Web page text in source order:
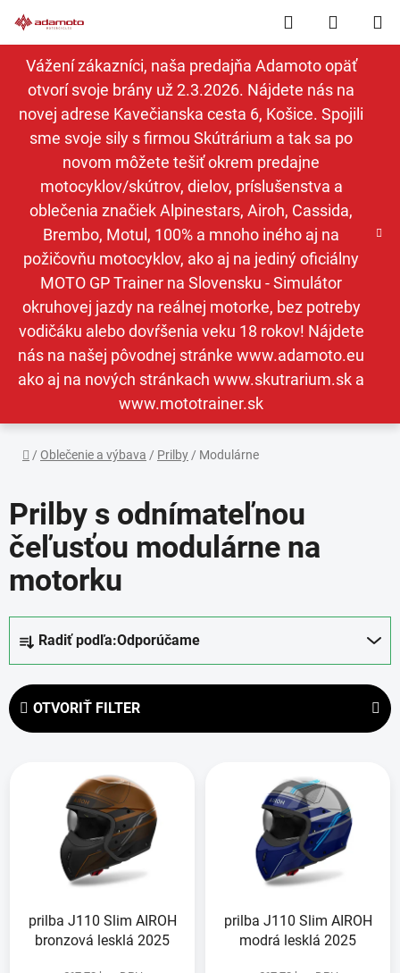
na
obsah
Vážení zákazníci, naša predajňa Adamoto opäť
otvorí svoje brány už 2.3.2026. Nájdete nás na
novej adrese Kavečianska cesta 6, Košice. Spojili
sme svoje sily s firmou Skútrárium a tak sa po
novom môžete tešiť okrem predajne
motocyklov/skútrov, dielov, príslušenstva a
oblečenia značiek Alpinestars, Airoh, Cassida,
Brembo, Motul, 100% a mnoho iného aj na
požičovňu motocyklov, ako aj na jediný oficiálny
MOTO GP Trainer na Slovensku - Simulátor
okruhovej jazdy na reálnej motorke, bez potreby
vodičáku alebo dovŕšenia veku 18 rokov! Nájdete
nás na našej pôvodnej stránke www.adamoto.eu
ako aj na nových stránkach www.skutrarium.sk a
www.mototrainer.sk
Hľadať
KOŠÍK
Domov
/ Oblečenie a výbava / Prilby / Modulárne
Prilby s odnímateľnou
čeľusťou modulárne na
motorku
e
n
Radiť podľa:Odporúčame
OTVORIŤ FILTER
prilba J110 Slim AIROH
bronzová lesklá 2025
prilba J110 Slim AIROH
modrá lesklá 2025